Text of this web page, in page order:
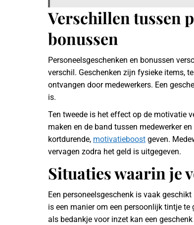
Verschillen tussen
bonussen
Personeelsgeschenken en bonussen
verschil. Geschenken zijn fysieke items,
ontvangen door medewerkers. Een
is.
Ten tweede is het effect op de motivatie
maken en de band tussen medewerker
kortdurende, motivatieboost geven.
vervagen zodra het geld is uitgegeven.
Situaties waarin je
Een personeelsgeschenk is vaak
is een manier om een persoonlijk tintje
als bedankje voor inzet kan een